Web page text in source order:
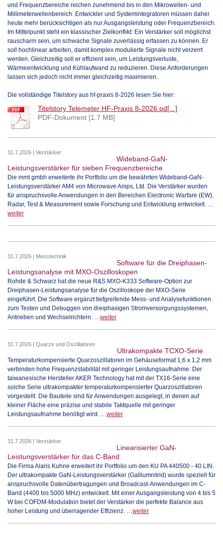
und Frequenzbereiche reichen zunehmend bis in den Mikrowellen- und
Millimeterwellenbereich. Entwickler und Systemintegratoren müssen daher
heute mehr berücksichtigen als nur Ausgangsleistung oder Frequenzbereich.
Im Mittelpunkt steht ein klassischer Zielkonflikt: Ein Verstärker soll möglichst
rauscharm sein, um schwache Signale zuverlässig erfassen zu können. Er
soll hochlinear arbeiten, damit komplex modulierte Signale nicht verzerrt
werden. Gleichzeitig soll er effizient sein, um Leistungsverluste,
Wärmeentwicklung und Kühlaufwand zu reduzieren. Diese Anforderungen
lassen sich jedoch nicht immer gleichzeitig maximieren.
Die vollständige Titelstory aus hf-praxis 8-2026 lesen Sie hier:
Titelstory Telemeter HF-Praxis 8-2026.pd[...]
PDF-Dokument [1.7 MB]
31.7.2026 | Verstärker
Wideband-GaN-
Leistungsverstärker für sieben Frequenzbereiche
Die mmt gmbh erweiterte ihr Portfolio um die bewährten Wideband-GaN-
Leistungsverstärker AM4 von Microwave Amps, Ltd. Die Verstärker wurden
für anspruchsvolle Anwendungen in den Bereichen Electronic Warfare (EW),
Radar, Test & Measurement sowie Forschung und Entwicklung entwickelt. …
weiter
31.7.2026 | Messtechnik
Software für die Dreiphasen-
Leistungsanalyse mit MXO-Oszilloskopen
Rohde & Schwarz hat die neue R&S MXO-K333 Software-Option zur
Dreiphasen-Leistungsanalyse für die Oszilloskope der MXO-Serie
eingeführt. Die Software ergänzt tiefgreifende Mess- und Analysefunktionen
zum Testen und Debuggen von dreiphasigen Stromversorgungssystemen,
Antrieben und Wechselrichtern. …weiter
31.7.2026 | Quarze und Oszillatoren
Ultrakompakte TCXO-Serie
Temperaturkompensierte Quarzoszillatoren im Gehäuseformat 1,6 x 1,2 mm
verbinden hohe Frequenzstabilität mit geringer Leistungsaufnahme: Der
taiwanesische Hersteller AKER Technology hat mit der TX16-Serie eine
solche Serie ultrakompakter temperaturkompensierter Quarzoszillatoren
vorgestellt. Die Bauteile sind für Anwendungen ausgelegt, in denen auf
kleiner Fläche eine präzise und stabile Taktquelle mit geringer
Leistungsaufnahme benötigt wird. …weiter
31.7.2026 | Verstärker
Linearisierter GaN-
Leistungsverstärker für das C-Band
Die Firma Alaris Kuhne erweitert ihr Portfolio um den KU PA 440500 - 40 LIN.
Der ultrakompakte GaN-Leistungsverstärker (Galliumnitrid) wurde speziell für
anspruchsvolle Datenübertragungen und Broadcast-Anwendungen im C-
Band (4400 bis 5000 MHz) entwickelt. Mit einer Ausgangsleistung von 4 bis 5
W bei COFDM-Modulation bietet der Verstärker die perfekte Balance aus
hoher Leistung und überragender Effizienz. …weiter